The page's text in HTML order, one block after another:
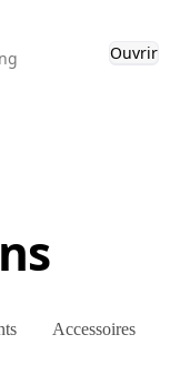
Ouvrir
Accessoires